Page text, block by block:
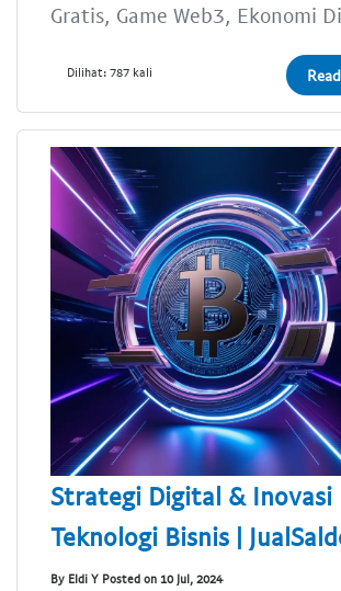
Gratis, Game Web3, Ekonomi
Dilihat: 787 kali
Strategi Digital & Inovasi
Teknologi Bisnis |
By Eldi Y Posted on 10 Jul, 2024